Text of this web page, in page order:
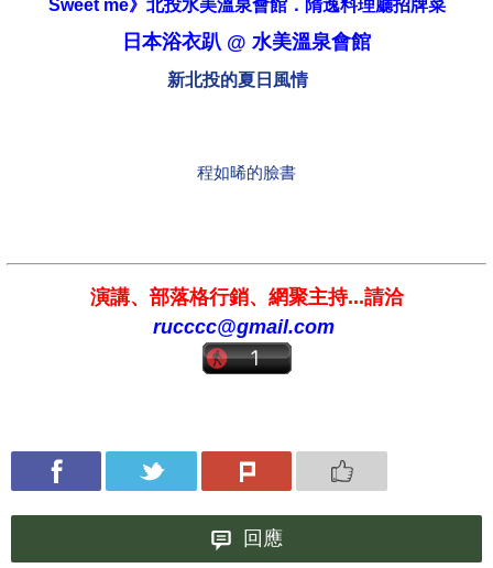
Sweet me》北投水美溫泉會館．隋逸料理廳招牌菜
日本浴衣趴 @ 水美溫泉會館
新北投的夏日風情
程如晞的臉書
演講、部落格行銷、網聚主持...請洽
rucccc@gmail.com
回應